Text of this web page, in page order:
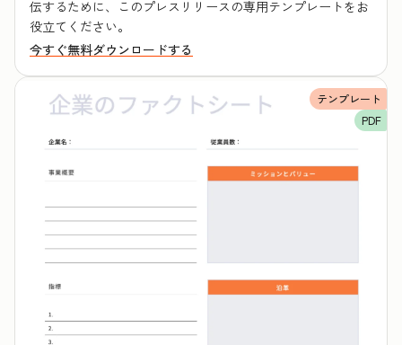
伝するために、このプレスリリースの専用テンプレートをお
役立てください。
今すぐ無料ダウンロードする
テンプレート
PDF